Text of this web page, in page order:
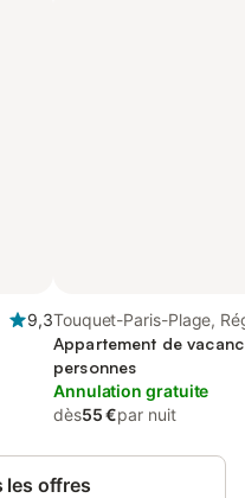
9,3Touquet-Paris-Plage,
Montreuil
Appartement de
personnes
Annulation gratuite
dès55 €par nuit
les offres